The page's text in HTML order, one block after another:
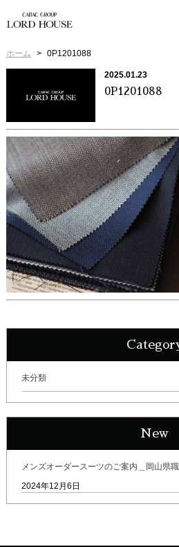
ホーム 0P1201088
2025.01.23
0P1201088
未分類
New
メンズオーダースーツのご案内＿岡山
2024年12月6日